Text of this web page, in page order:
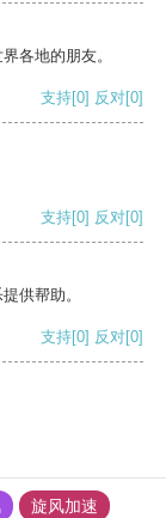
各地的朋友。
支持[0] 反对[0]
支持[0] 反对[0]
供帮助。
支持[0] 反对[0]
旋风加速